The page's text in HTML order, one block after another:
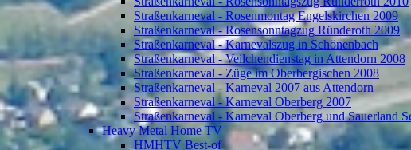
Straßenkarneval - Rosenmontag Engelskirchen 2009
Straßenkarneval - Rosensonntagzug Ründeroth 2009
Straßenkarneval - Karnevalszug in Schönenbach
Straßenkarneval - Veilchendienstag in Attendorn 2008
Straßenkarneval - Züge im Oberbergischen 2008
Straßenkarneval - Karneval 2007 aus Attendorn
Straßenkarneval - Karneval Oberberg 2007
Straßenkarneval - Karneval Oberberg und Sauerland
Heavy Metal Home TV
HMHTV Best-of